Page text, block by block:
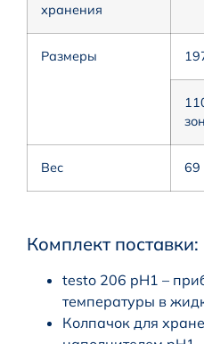
хранения
Размеры
Вес 69
Комплект поставки:
testo 206 pH1 –
температуры в
Колпачок для